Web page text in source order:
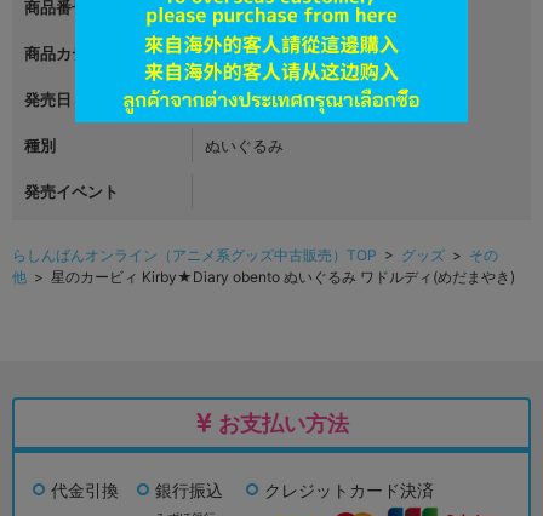
商品番号 L06633384
商品カテゴリ グッズ
発売日 2025年01月25日
種別 ぬいぐるみ
発売イベント
らしんばんオンライン（アニメ系グッズ中古販売）TOP > グッズ > その
他 > 星のカービィ Kirby★Diary obento ぬいぐるみ ワドルディ(めだまやき)
お支払い方法
代金引換 銀行振込 クレジットカード決済